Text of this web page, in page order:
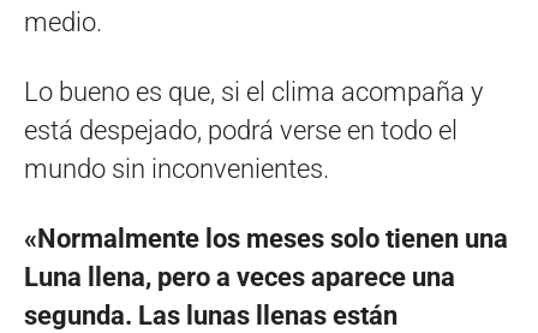
medio.
Lo bueno es que, si el clima acompaña y
está despejado, podrá verse en todo el
mundo sin inconvenientes.
«Normalmente los meses solo tienen una
Luna llena, pero a veces aparece una
segunda. Las lunas llenas están